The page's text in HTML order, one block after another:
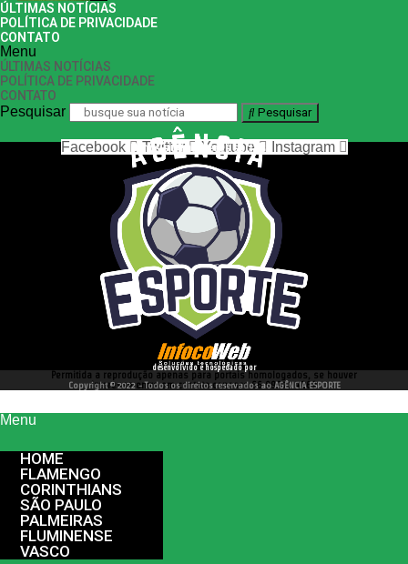
ÚLTIMAS NOTÍCIAS
POLÍTICA DE PRIVACIDADE
CONTATO
Menu
ÚLTIMAS NOTÍCIAS
POLÍTICA DE PRIVACIDADE
CONTATO
Pesquisar Pesquisar
nos siga nas redes sociais
Facebook Twitter Youtube Instagram
desenvolvido e hospedado por
Permitida a reprodução apenas para portais homologados, se houver
interesse entre em contato conosco 66 99977 4262
Copyright © 2022 - Todos os direitos reservados ao AGÊNCIA ESPORTE
Menu
HOME
FLAMENGO
CORINTHIANS
SÃO PAULO
PALMEIRAS
FLUMINENSE
VASCO